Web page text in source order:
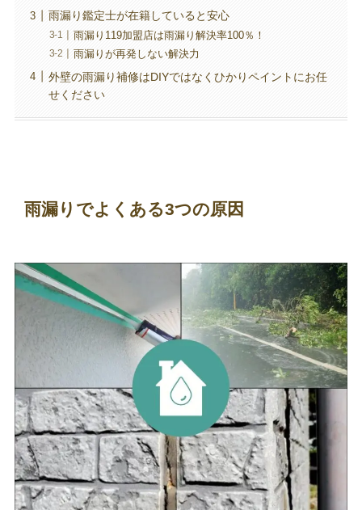
雨漏り鑑定士が在籍していると安心
雨漏り119加盟店は雨漏り解決率100％！
雨漏りが再発しない解決力
外壁の雨漏り補修はDIYではなくひかりペイントにお任
せください
雨漏りでよくある3つの原因